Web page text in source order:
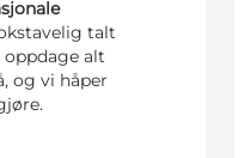
talt
alt
og vi håper